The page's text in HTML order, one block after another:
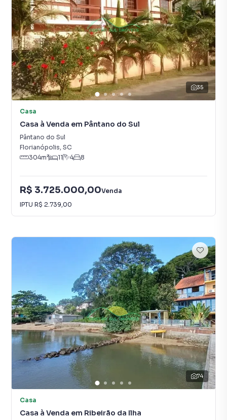
35
Casa
Casa à Venda em Pântano do Sul
Pântano do Sul
Florianópolis, SC
304m² 11 4 8
R$ 3.725.000,00Venda
IPTU R$ 2.739,00
74
Casa
Casa à Venda em Ribeirão da Ilha